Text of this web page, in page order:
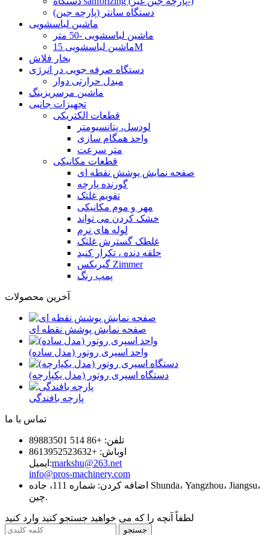
دستگاه سانتر (پارچه جین)
ماشین لباسشویی
ماشین لباسشویی -50 متر
ماشین لباسشویی 15M
بخار فلاش
دستگاه صرفه جویی در انرژی
مبدل حرارتی دوار
ماشین مرسریزینگ
تجهیزات جانبی
قطعات الکتریکی
لودسل، پتانسیومتر
واحد همگام سازی
متر سرعت
قطعات مکانیکی
صفحه نمایش پوشش نقطه ای
گورنده پارچه
تقویم غلتک
مهر و موم مکانیکی
خشک کردن می تواند
لوله های نرم
غلطک گسترش غلتک
حلقه دنده ، تکرار کنید
گیربکس Zimmer
پمپ رنگ
آخرین محصولات
صفحه نمایش پوشش نقطه ای
واحد اسپری روتور (مدل ساده)
دستگاه اسپری روتور (مدل یکپارچه)
پارچه بافندگی
تماس با ما
تلفن: +86 514 89883501
اوباش: +8613952523632
ایمیل:markshu@263.net
info@pros-machinery.com
اضافه کردن: شماره 111، جاده Shunda، Yangzhou، Jiangsu،
چین.
لطفاً آنچه را که می خواهید جستجو کنید وارد کنید